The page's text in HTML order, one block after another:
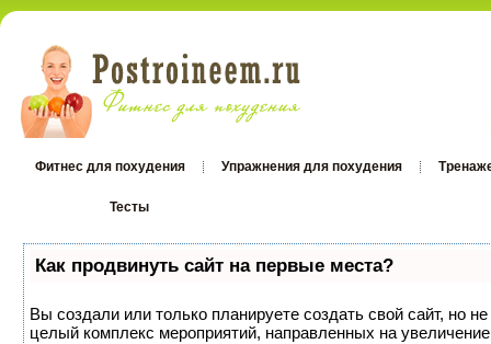
Фитнес для похудения Упражнения для похудения
Тесты
Как продвинуть сайт на первые места?
Вы создали или только планируете создать свой сайт, но
целый комплекс мероприятий, направленных на